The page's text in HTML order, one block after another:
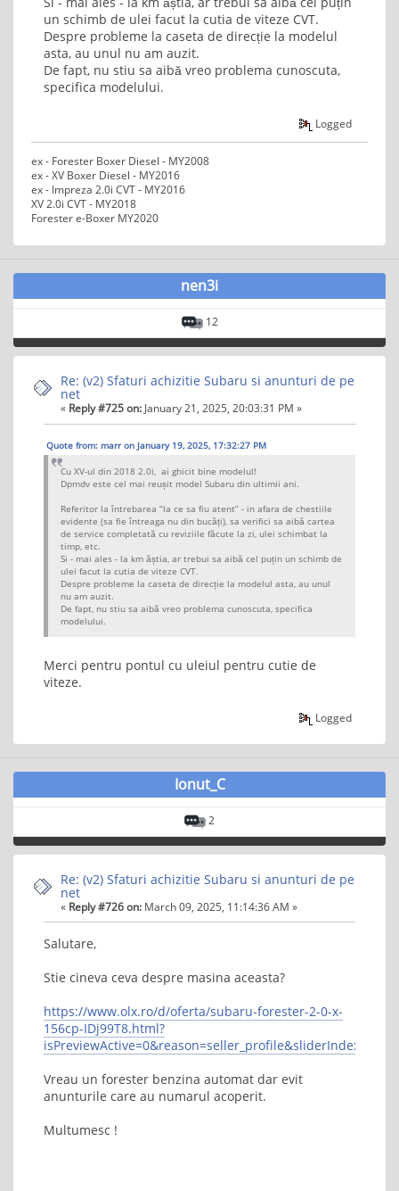
un schimb de ulei facut la cutia de viteze CVT.
Despre probleme la caseta de direcție la modelul
asta, au unul nu am auzit.
De fapt, nu stiu sa aibă vreo problema cunoscuta,
specifica modelului.
Logged
ex - Forester Boxer Diesel - MY2008
ex - XV Boxer Diesel - MY2016
ex - Impreza 2.0i CVT - MY2016
XV 2.0i CVT - MY2018
Forester e-Boxer MY2020
nen3i
12
Re: (v2) Sfaturi achizitie Subaru si anunturi de pe
net
« Reply #725 on: January 21, 2025, 20:03:31 PM »
Quote from: marr on January 19, 2025, 17:32:27 PM
Cu XV-ul din 2018 2.0i, ai ghicit bine modelul!
Dpmdv este cel mai reușit model Subaru din ultimii ani.
Referitor la întrebarea “la ce sa fiu atent” - in afara de chestiile
evidente (sa fie întreaga nu din bucăți), sa verifici sa aibă cartea
de service completată cu reviziile făcute la zi, ulei schimbat la
timp, etc.
Si - mai ales - la km ăștia, ar trebui sa aibă cel puțin un schimb de
ulei facut la cutia de viteze CVT.
Despre probleme la caseta de direcție la modelul asta, au unul
nu am auzit.
De fapt, nu stiu sa aibă vreo problema cunoscuta, specifica
modelului.
Merci pentru pontul cu uleiul pentru cutie de
viteze.
Logged
Ionut_C
2
Re: (v2) Sfaturi achizitie Subaru si anunturi de pe
net
« Reply #726 on: March 09, 2025, 11:14:36 AM »
Salutare,
Stie cineva ceva despre masina aceasta?
https://www.olx.ro/d/oferta/subaru-forester-2-0-x-
156cp-IDj99T8.html?
isPreviewActive=0&reason=seller_profile&sliderIndex=0
Vreau un forester benzina automat dar evit
anunturile care au numarul acoperit.
Multumesc !